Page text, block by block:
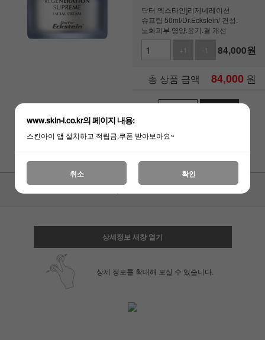
닥터 엑스타인]리제네레이션
슈프림 50ml/Dr.Eckstein/ 건성.
노화피부 영양.윤기.결 개선
+1
-1 84,000원
총 상품 금액 84,000 원
상세정보 새창 열기
상세 정보를 확대해 보실 수 있습니다.
www.skin-i.co.kr의 페이지 내용:
스킨아이 앱 설치하고 적립금.쿠폰 받아보아요~
취소 확인